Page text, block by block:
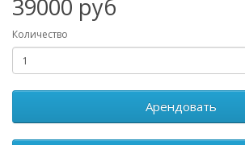
39000 руб
Количество
Арендовать